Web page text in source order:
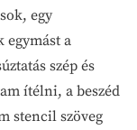
egy
egymást a
szép és
ítélni, a beszéd
stencil szöveg